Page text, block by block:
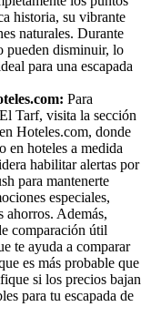
historia, su vibrante
naturales. Durante
pueden disminuir, lo
para una escapada
Para
Tarf, visita la sección
Hoteles.com, donde
en hoteles a medida
habilitar alertas por
para mantenerte
especiales,
ahorros. Además,
comparación útil
te ayuda a comparar
es más probable que
si los precios bajan
para tu escapada de